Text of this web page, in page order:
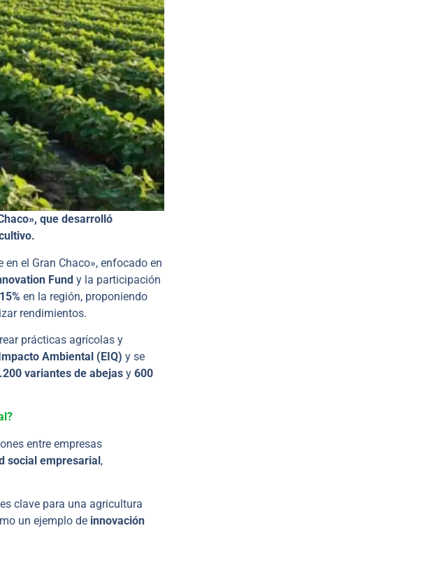
que desarrolló
el Gran Chaco», enfocado en
Fund y la participación
en la región, proponiendo
rendimientos.
prácticas agrícolas y
Ambiental (EIQ) y se
variantes de abejas y 600
entre empresas
social empresarial,
clave para una agricultura
un ejemplo de innovación